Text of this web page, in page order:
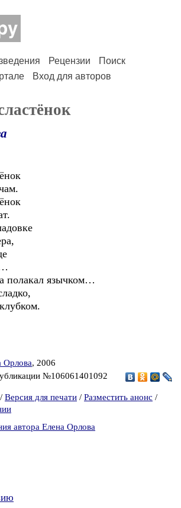
Рецензии
Поиск
Вход для авторов
полакал язычком…
Орлова, 2006
№106061401092
/ Версия для печати / Разместить анонс /
автора Елена Орлова